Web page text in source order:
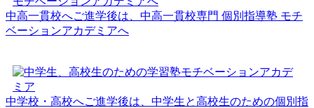
中高一貫校へご進学後は、中高一貫校専門 個別指導塾 モチ
ベーションアカデミアへ
中学校・高校へご進学後は、中学生と高校生のための個別指